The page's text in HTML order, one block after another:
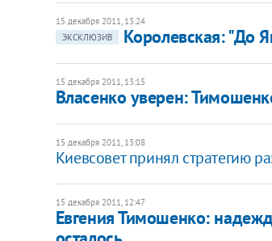
15 декабря 2011, 13:24
ЭКСКЛЮЗИВ
Королевская: "До
15 декабря 2011, 13:15
​Власенко уверен:
15 декабря 2011, 13:08
Киевсовет принял стратегию
15 декабря 2011, 12:47
Евгения Тимошенко: